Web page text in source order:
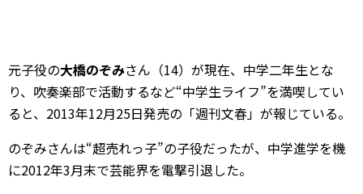
元子役の大橋のぞみさん（14）が現在、中学二年生とな
り、吹奏楽部で活動するなど“中学生ライフ”を満喫してい
ると、2013年12月25日発売の「週刊文春」が報じている。
のぞみさんは“超売れっ子”の子役だったが、中学進学を機
に2012年3月末で芸能界を電撃引退した。